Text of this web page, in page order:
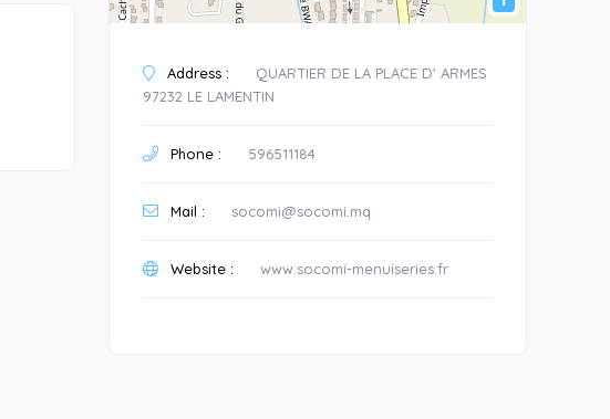
Address :
QUARTIER DE LA PLACE D' ARMES
97232 LE LAMENTIN
Phone : 596511184
Mail : socomi@socomi.mq
Website : www.socomi-menuiseries.fr